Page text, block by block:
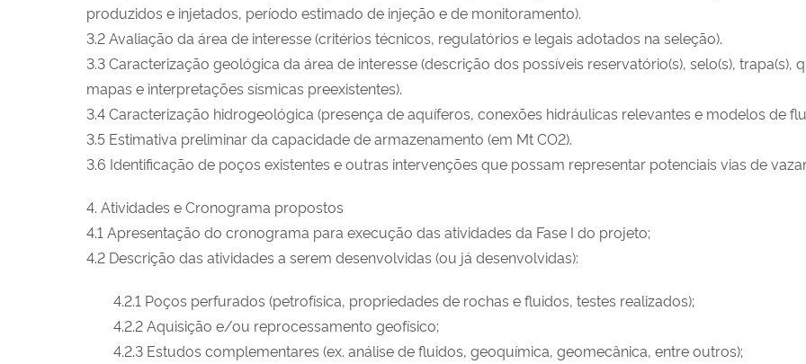
produzidos e injetados, período estimado de injeção e de monitoramento).
3.2 Avaliação da área de interesse (critérios técnicos, regulatórios e legais adotados na seleção).
3.3 Caracterização geológica da área de interesse (descrição dos possíveis reservatório(s), selo(s),
mapas e interpretações sísmicas preexistentes).
3.4 Caracterização hidrogeológica (presença de aquíferos, conexões hidráulicas relevantes e modelos de
3.5 Estimativa preliminar da capacidade de armazenamento (em Mt CO2).
3.6 Identificação de poços existentes e outras intervenções que possam representar potenciais vias de
4. Atividades e Cronograma propostos
4.1 Apresentação do cronograma para execução das atividades da Fase I do projeto;
4.2 Descrição das atividades a serem desenvolvidas (ou já desenvolvidas):
4.2.1 Poços perfurados (petrofísica, propriedades de rochas e fluidos, testes realizados);
4.2.2 Aquisição e/ou reprocessamento geofísico;
4.2.3 Estudos complementares (ex. análise de fluidos, geoquímica, geomecânica, entre outros);